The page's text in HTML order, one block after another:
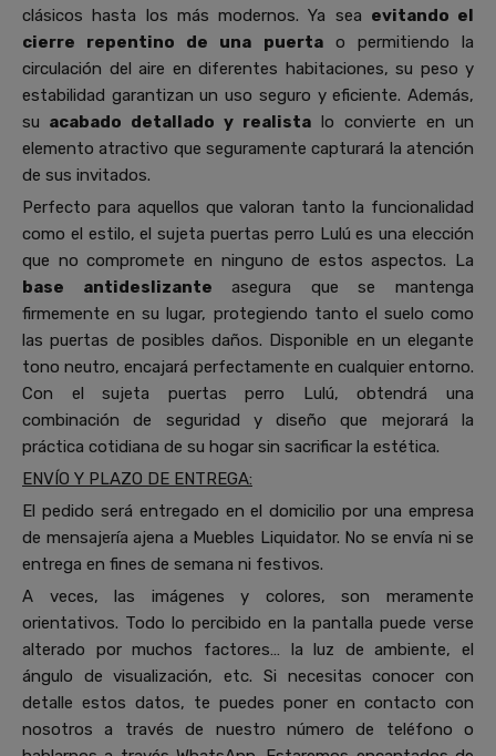
clásicos hasta los más modernos. Ya sea evitando el
cierre repentino de una puertao permitiendo la
circulación del aire en diferentes habitaciones, su peso y
estabilidad garantizan un uso seguro y eficiente. Además,
su acabado detallado y realista lo convierte en un
elemento atractivo que seguramente capturará la atención
de sus invitados.
Perfecto para aquellos que valoran tanto la funcionalidad
como el estilo, el sujeta puertas perro Lulú es una elección
que no compromete en ninguno de estos aspectos. La
base antideslizante asegura que se mantenga
firmemente en su lugar, protegiendo tanto el suelo como
las puertas de posibles daños. Disponible en un elegante
tono neutro, encajará perfectamente en cualquier entorno.
Con el sujeta puertas perro Lulú, obtendrá una
combinación de seguridad y diseño que mejorará la
práctica cotidiana de su hogar sin sacrificar la estética.
ENVÍO Y PLAZO DE ENTREGA:
El pedido será entregado en el domicilio por una empresa
de mensajería ajena a Muebles Liquidator. No se envía ni se
entrega en fines de semana ni festivos.
A veces, las imágenes y colores, son meramente
orientativos. Todo lo percibido en la pantalla puede verse
alterado por muchos factores… la luz de ambiente, el
ángulo de visualización, etc. Si necesitas conocer con
detalle estos datos, te puedes poner en contacto con
nosotros a través de nuestro número de teléfono o